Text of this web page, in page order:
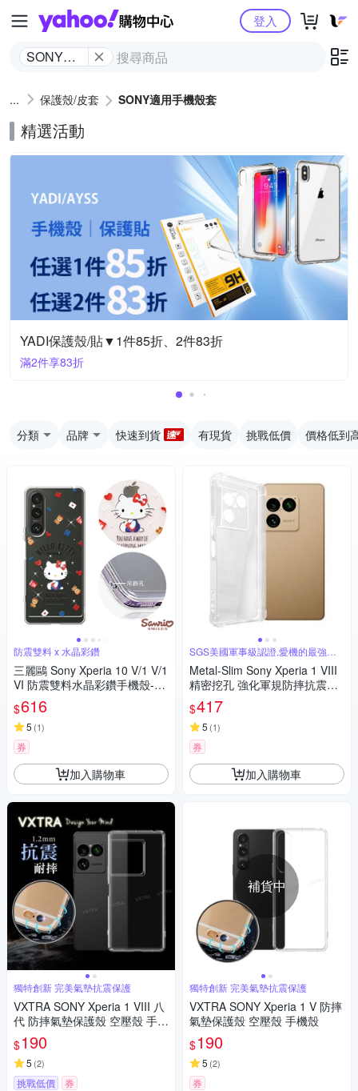
Yahoo購物中心
SONY適
套
登入
保護殼/皮套 SONY適用手機殼套
精選活動
YADI保護殼/貼▼1件85折、2件83折
滿2件享83折
分類 品牌 快速到貨 有現貨 挑戰低價 價格低到
防震雙料 x 水晶彩鑽
三麗鷗 Sony Xperia 10 V/1 V/1
VI 防震雙料水晶彩鑽手機殼-小
熊凱蒂
$616
5 (1)
券
加入購物車
獨特創新 完美氣墊抗震保護
VXTRA SONY Xperia 1 VIII 八
代 防摔氣墊保護殼 空壓殼 手機
殼
$190
5 (2)
挑戰低價 券
SGS美國軍事級認證,愛機的最強守
Metal-Slim Sony Xperia 1 VIII
精密挖孔 強化軍規防摔抗震手
機殼
$417
5 (1)
券
加入購物車
補貨中
獨特創新 完美氣墊抗震保護
VXTRA SONY Xperia 1 V 防摔
氣墊保護殼 空壓殼 手機殼
$190
5 (2)
券